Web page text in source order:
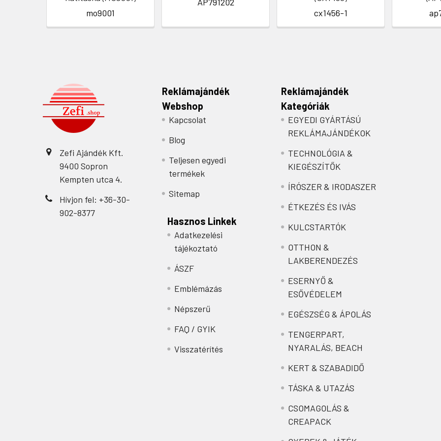
mo9001
cx1456-1
Zefi Ajándék Kft.
9400 Sopron
Kempten utca 4.
Hívjon fel: +36-30-
902-8377
Reklámajándék
Webshop
Kapcsolat
Blog
Teljesen egyedi
termékek
Sitemap
Hasznos Linkek
Adatkezelési
tájékoztató
ÁSZF
Emblémázás
Népszerű
FAQ / GYIK
Visszatérítés
Reklámajándék
Kategóriák
EGYEDI GYÁRTÁSÚ
REKLÁMAJÁNDÉKOK
TECHNOLÓGIA &
KIEGÉSZÍTŐK
ÍRÓSZER & IRODASZER
ÉTKEZÉS ÉS IVÁS
KULCSTARTÓK
OTTHON &
LAKBERENDEZÉS
ESERNYŐ &
ESŐVÉDELEM
EGÉSZSÉG & ÁPOLÁS
TENGERPART,
NYARALÁS, BEACH
KERT & SZABADIDŐ
TÁSKA & UTAZÁS
CSOMAGOLÁS &
CREAPACK